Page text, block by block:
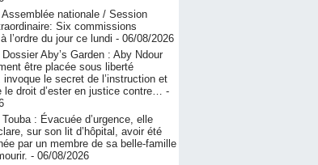
Assemblée nationale / Session
Six commissions
l’ordre du jour ce lundi - 06/08/2026
Dossier Aby’s Garden : Aby Ndour
être placée sous liberté
invoque le secret de l’instruction et
le droit d’ester en justice contre… -
Touba : Évacuée d’urgence, elle
sur son lit d’hôpital, avoir été
par un membre de sa belle-famille
- 06/08/2026